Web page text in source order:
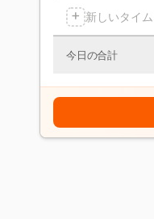
+ 新しいタイ
今日の合計